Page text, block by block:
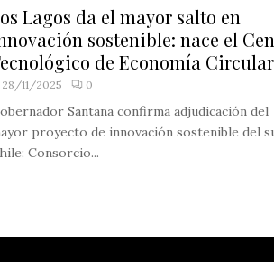
Lagos da el mayor salto en
sostenible: nace el
de Economía Circular
28/11/2025 0
Santana confirma adjudicación del
proyecto de innovación sostenible del
Consorcio...